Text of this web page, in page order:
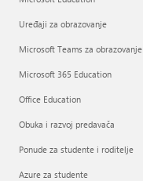
Uređaji za obrazovanje
Microsoft Teams za obrazovanje
Microsoft 365 Education
Office Education
Obuka i razvoj predavača
Ponude za studente i roditelje
Azure za studente